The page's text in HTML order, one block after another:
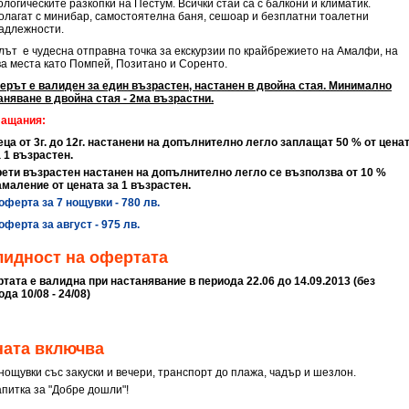
разкопки на Пестум. Всички стаи са с балкони и климатик.
с минибар, самостоятелна баня, сешоар и безплатни тоалетни
е чудесна отправна точка за екскурзии по крайбрежието на Амалфи, на
места като Помпей, Позитано и Соренто.
е валиден за един възрастен, настанен в двойна стая. Минимално
в двойна стая - 2ма възрастни.
от 3г. до 12г. настанени на допълнително легло заплащат 50 % от
1 възрастен.
възрастен настанен на допълнително легло се възползва от 10 %
от цената за 1 възрастен.
за 7 нощувки - 780 лв.
за август - 975 лв.
на офертата
е валидна при настанявание в периода 22.06 до 14.09.2013 (без
10/08 - 24/08)
включва
със закуски и вечери, транспорт до плажа, чадър и шезлон.
за "Добре дошли"!